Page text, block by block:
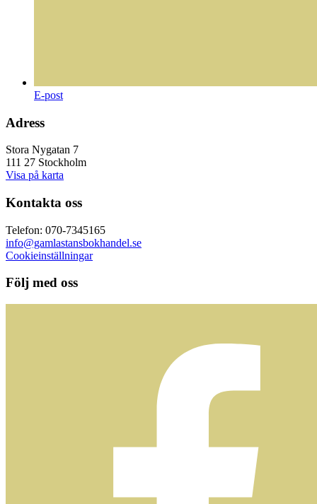
E-post
Adress
Stora Nygatan 7
111 27 Stockholm
Visa på karta
Kontakta oss
Telefon: 070-7345165
info@gamlastansbokhandel.se
Cookieinställningar
Följ med oss